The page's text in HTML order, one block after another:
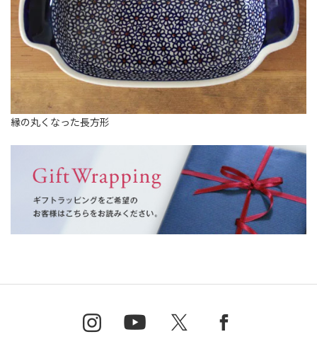
縁の丸くなった長方形